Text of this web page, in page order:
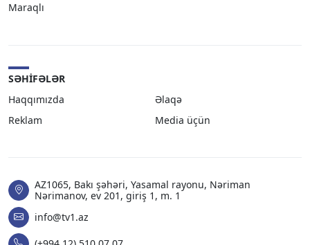
Maraqlı
SƏHIFƏLƏR
Haqqımızda
Əlaqə
Reklam
Media üçün
AZ1065, Bakı şəhəri, Yasamal rayonu, Nəriman
Nərimanov, ev 201, giriş 1, m. 1
info@tv1.az